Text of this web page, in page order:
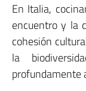
En Italia,
encuentro y la
cohesión
la
profundamente